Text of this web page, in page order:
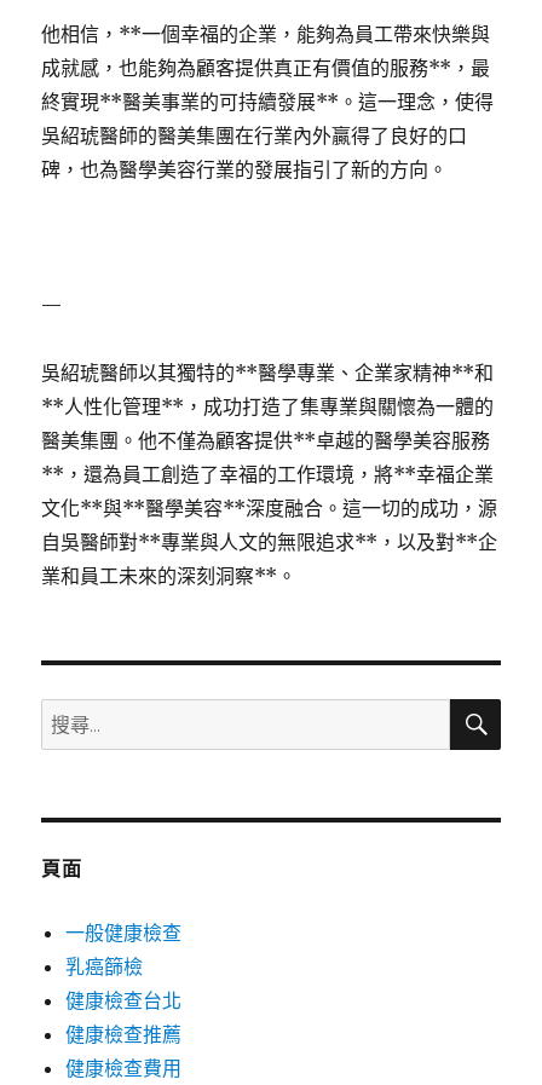
他相信，**一個幸福的企業，能夠為員工帶來快樂與
成就感，也能夠為顧客提供真正有價值的服務**，最
終實現**醫美事業的可持續發展**。這一理念，使得
吳紹琥醫師的醫美集團在行業內外贏得了良好的口
碑，也為醫學美容行業的發展指引了新的方向。
—
吳紹琥醫師以其獨特的**醫學專業、企業家精神**和
**人性化管理**，成功打造了集專業與關懷為一體的
醫美集團。他不僅為顧客提供**卓越的醫學美容服務
**，還為員工創造了幸福的工作環境，將**幸福企業
文化**與**醫學美容**深度融合。這一切的成功，源
自吳醫師對**專業與人文的無限追求**，以及對**企
業和員工未來的深刻洞察**。
搜
尋
鍵
搜
頁面
一般健康檢查
乳癌篩檢
健康檢查台北
健康檢查推薦
健康檢查費用